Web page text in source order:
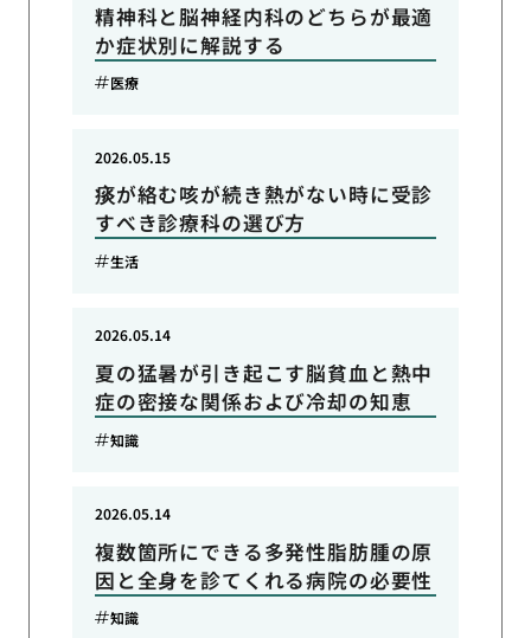
精神科と脳神経内科のどちらが最適
か症状別に解説する
医療
痰が絡む咳が続き熱がない時に受診
すべき診療科の選び方
2026.05.15
生活
夏の猛暑が引き起こす脳貧血と熱中
症の密接な関係および冷却の知恵
2026.05.14
知識
複数箇所にできる多発性脂肪腫の原
因と全身を診てくれる病院の必要性
2026.05.14
知識